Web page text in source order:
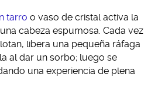
tarro o vaso de cristal activa la
cabeza espumosa. Cada vez
libera una pequeña ráfaga
al dar un sorbo; luego se
una experiencia de plena